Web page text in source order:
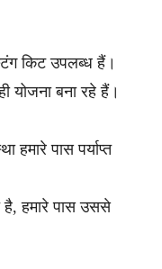
किट उपलब्ध हैं।
योजना बना रहे हैं।
हमारे पास पर्याप्त
हमारे पास उससे